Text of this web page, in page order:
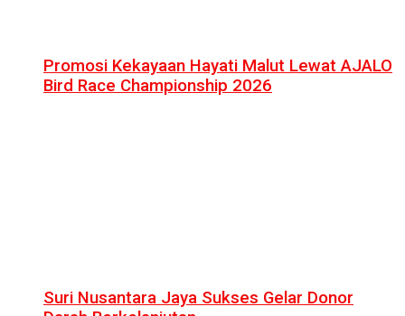
Promosi Kekayaan Hayati Malut Lewat AJALO
Bird Race Championship 2026
Suri Nusantara Jaya Sukses Gelar Donor